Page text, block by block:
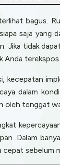
bagus.
saja
Jika tidak
Anda terekspos.
kecepatan
dalam
tenggat
Dalam
sebelum